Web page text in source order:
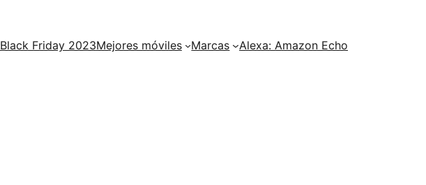
Black Friday 2023Mejores móviles Marcas Alexa: Amazon Echo